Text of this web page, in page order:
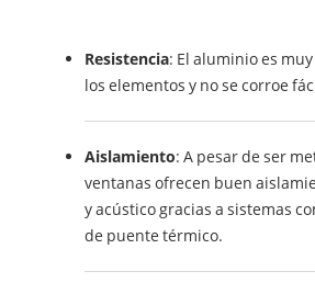
Resistencia: El aluminio es
los elementos y no se corroe
Aislamiento: A pesar de ser
ventanas ofrecen buen
y acústico gracias a sistemas
de puente térmico.